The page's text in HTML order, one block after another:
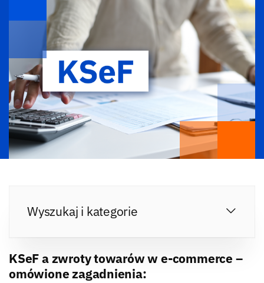
Wyszukaj i kategorie
KSeF a zwroty towarów w e-commerce –
omówione zagadnienia: